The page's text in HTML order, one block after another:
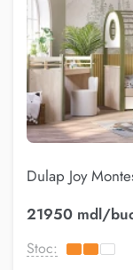
Dulap Joy
21950 mdl/
Stoc: